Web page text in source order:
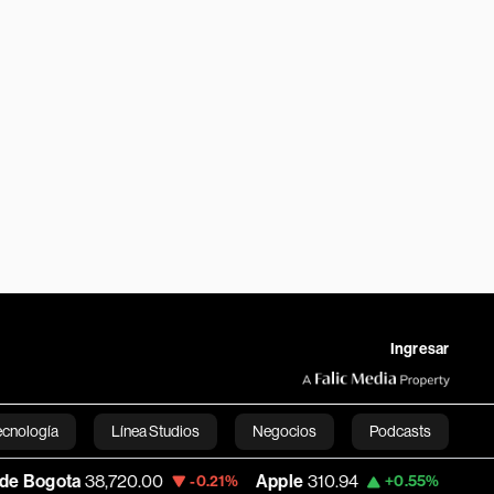
Ingresar
Línea Studios Negocios Podcasts
English-0.21% Apple 310.94 +0.55% USD COP 3,175.95